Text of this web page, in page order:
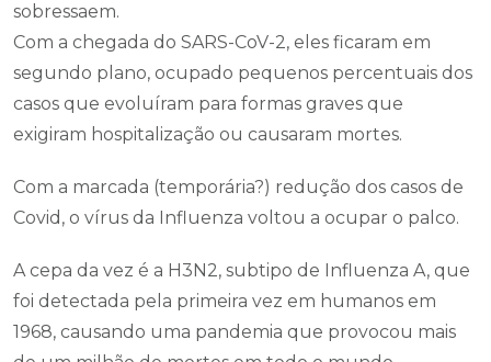
sobressaem.
Com a chegada do SARS-CoV-2, eles ficaram em
segundo plano, ocupado pequenos percentuais dos
casos que evoluíram para formas graves que
exigiram hospitalização ou causaram mortes.
Com a marcada (temporária?) redução dos casos de
Covid, o vírus da Influenza voltou a ocupar o palco.
A cepa da vez é a H3N2, subtipo de Influenza A, que
foi detectada pela primeira vez em humanos em
1968, causando uma pandemia que provocou mais